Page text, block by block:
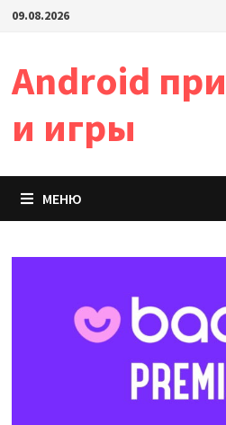
Перейти
09.08.2026
Android
и игры
МЕНЮ